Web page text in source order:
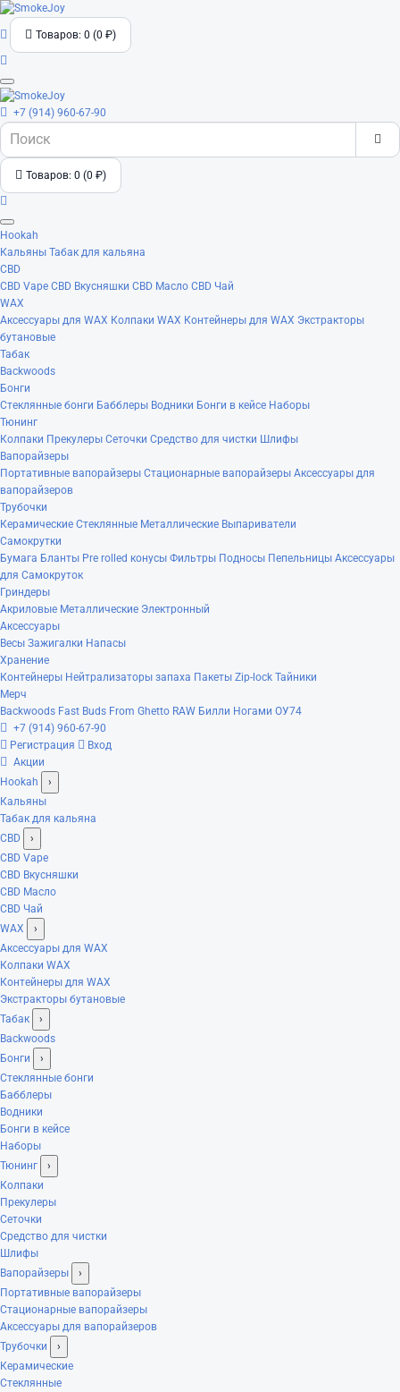
Товаров: 0 (0 ₽)
+7 (914) 960-67-90
Товаров: 0 (0 ₽)
Hookah
Кальяны Табак для кальяна
CBD
CBD Vape CBD Вкусняшки CBD Масло CBD Чай
WAX
Аксессуары для WAX Колпаки WAX Контейнеры для WAX Экстракторы
бутановые
Табак
Backwoods
Бонги
Стеклянные бонги Бабблеры Водники Бонги в кейсе Наборы
Тюнинг
Колпаки Прекулеры Сеточки Средство для чистки Шлифы
Вапорайзеры
Портативные вапорайзеры Стационарные вапорайзеры Аксессуары для
вапорайзеров
Трубочки
Керамические Стеклянные Металлические Выпариватели
Самокрутки
Бумага Бланты Pre rolled конусы Фильтры Подносы Пепельницы Аксессуары
для Самокруток
Гриндеры
Акриловые Металлические Электронный
Аксессуары
Весы Зажигалки Напасы
Хранение
Контейнеры Нейтрализаторы запаха Пакеты Zip-lock Тайники
Мерч
Backwoods Fast Buds From Ghetto RAW Билли Ногами ОУ74
+7 (914) 960-67-90
Регистрация
Вход
Акции
Hookah
›
Кальяны
Табак для кальяна
CBD
›
CBD Vape
CBD Вкусняшки
CBD Масло
CBD Чай
WAX
›
Аксессуары для WAX
Колпаки WAX
Контейнеры для WAX
Экстракторы бутановые
Табак
›
Backwoods
Бонги
›
Стеклянные бонги
Бабблеры
Водники
Бонги в кейсе
Наборы
Тюнинг
›
Колпаки
Прекулеры
Сеточки
Средство для чистки
Шлифы
Вапорайзеры
›
Портативные вапорайзеры
Стационарные вапорайзеры
Аксессуары для вапорайзеров
Трубочки
›
Керамические
Стеклянные